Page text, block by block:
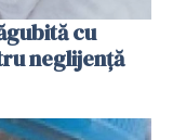
cu
neglijenţă